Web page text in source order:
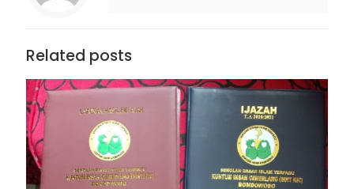
Related posts